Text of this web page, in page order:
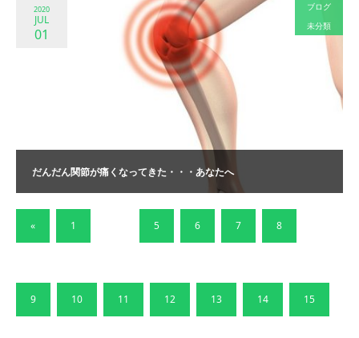
だんだん関節が痛くなってきた・・・あなたへ
2020
JUL
01
ブログ
未分類
« 1 5 6 7 8
9 10 11 12 13 14 15